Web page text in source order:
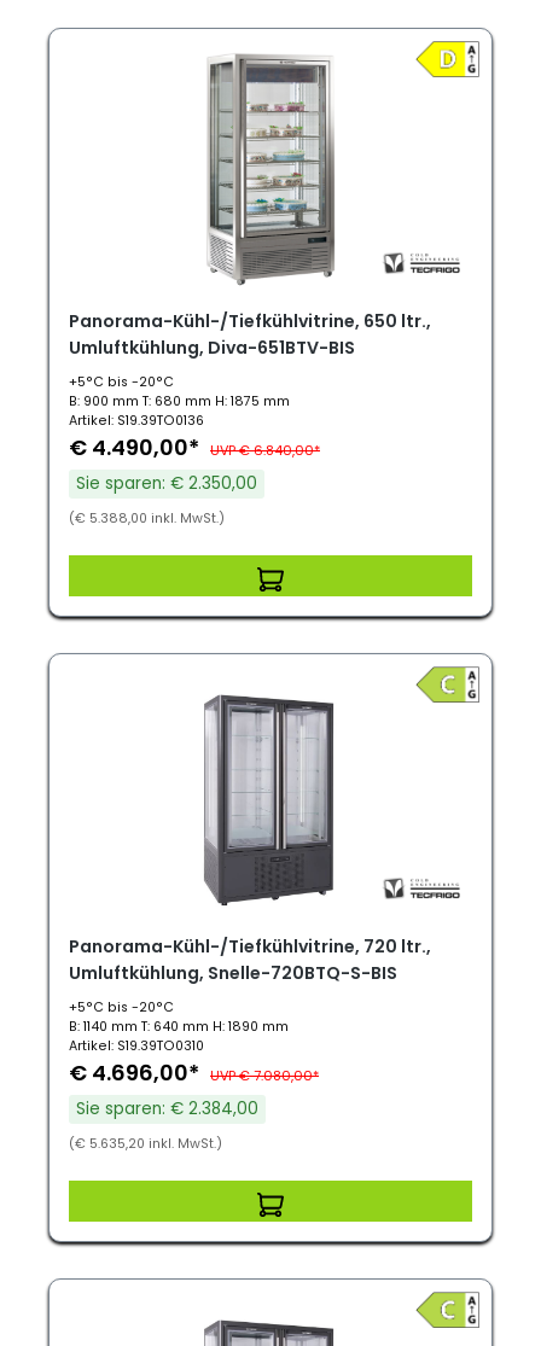
Panorama-Kühl-/Tiefkühlvitrine, 650 ltr.,
Umluftkühlung, Diva-651BTV-BIS
+5°C bis -20°C
B: 900 mm T: 680 mm H: 1875 mm
Artikel: S19.39TO0136
€ 4.490,00* UVP € 6.840,00*
Sie sparen: € 2.350,00
(€ 5.388,00 inkl. MwSt.)
Panorama-Kühl-/Tiefkühlvitrine, 720 ltr.,
Umluftkühlung, Snelle-720BTQ-S-BIS
+5°C bis -20°C
B: 1140 mm T: 640 mm H: 1890 mm
Artikel: S19.39TO0310
€ 4.696,00* UVP € 7.080,00*
Sie sparen: € 2.384,00
(€ 5.635,20 inkl. MwSt.)